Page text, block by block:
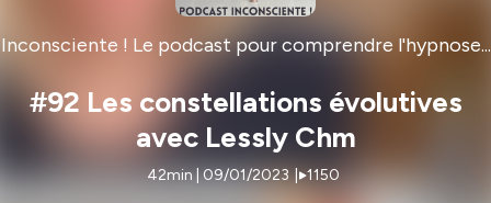
Inconsciente ! Le podcast pour comprendre l'hypnose...
#92 Les constellations évolutives
avec Lessly Chm
42min | 09/01/2023 | 1150